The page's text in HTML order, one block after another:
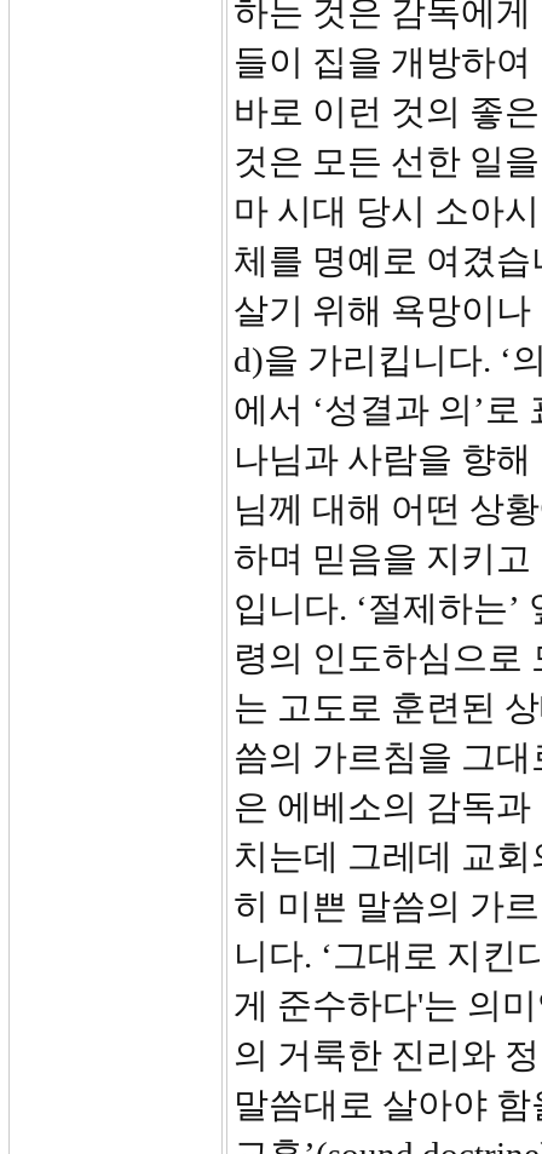
하는 것은 감독에
들이 집을 개방하
바로 이런 것의 좋
것은 모든 선한 일
마 시대 당시 소아
체를 명예로 여겼습
살기 위해 욕망이
d)을 가리킵니다. ‘
에서 ‘성결과 의’
나님과 사람을 향
님께 대해 어떤 상
하며 믿음을 지키
입니다. ‘절제하는
령의 인도하심으로
는 고도로 훈련된
씀의 가르침을 그
은 에베소의 감독
치는데 그레데 교
히 미쁜 말씀의 가
니다. ‘그대로 지킨
게 준수하다'는 의
의 거룩한 진리와
말씀대로 살아야